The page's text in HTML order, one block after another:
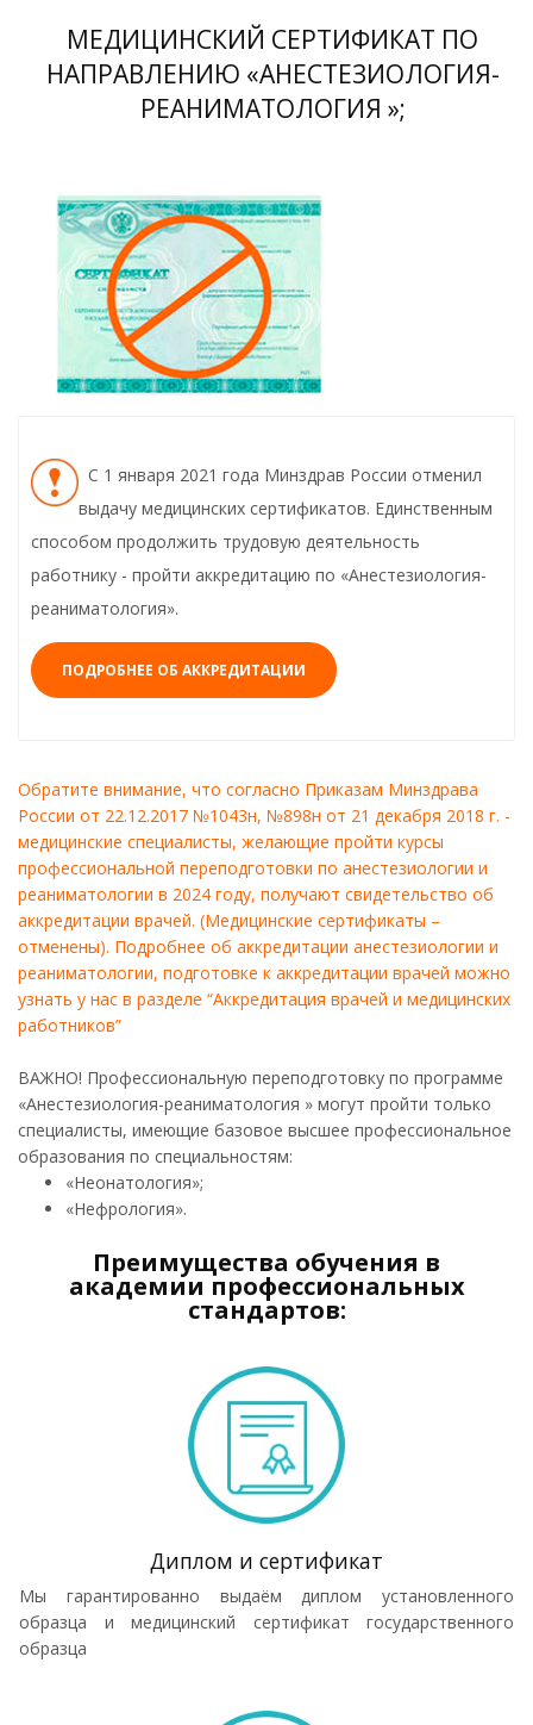
МЕДИЦИНСКИЙ СЕРТИФИКАТ ПО
НАПРАВЛЕНИЮ «АНЕСТЕЗИОЛОГИЯ-
РЕАНИМАТОЛОГИЯ »;
С 1 января 2021 года Минздрав России отменил
выдачу медицинских сертификатов. Единственным
способом продолжить трудовую деятельность
работнику - пройти аккредитацию по «Анестезиология-
реаниматология».
ПОДРОБНЕЕ ОБ АККРЕДИТАЦИИ
Обратите внимание, что согласно Приказам Минздрава
России от 22.12.2017 №1043н, №898н от 21 декабря 2018 г. -
медицинские специалисты, желающие пройти курсы
профессиональной переподготовки по анестезиологии и
реаниматологии в 2024 году, получают свидетельство об
аккредитации врачей. (Медицинские сертификаты –
отменены). Подробнее об аккредитации анестезиологии и
реаниматологии, подготовке к аккредитации врачей можно
узнать у нас в разделе “Аккредитация врачей и медицинских
работников”
ВАЖНО! Профессиональную переподготовку по программе
«Анестезиология-реаниматология » могут пройти только
специалисты, имеющие базовое высшее профессиональное
образования по специальностям:
«Неонатология»;
«Нефрология».
Преимущества обучения в
академии профессиональных
стандартов:
Диплом и сертификат
Мы гарантированно выдаём диплом установленного
образца и медицинский сертификат государственного
образца